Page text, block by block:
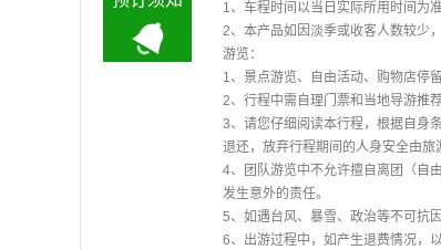
1、车程时间以当日实际所用时间为准
2、本产品如因淡季或收客人数较少
游览：
1、景点游览、自由活动、购物店停
2、行程中需自理门票和当地导游推
3、请您仔细阅读本行程，根据自身
退还，放弃行程期间的人身安全由旅
4、团队游览中不允许擅自离团（自
发生意外的责任。
5、如遇台风、暴雪、政治等不可抗
6、出游过程中，如产生退费情况，